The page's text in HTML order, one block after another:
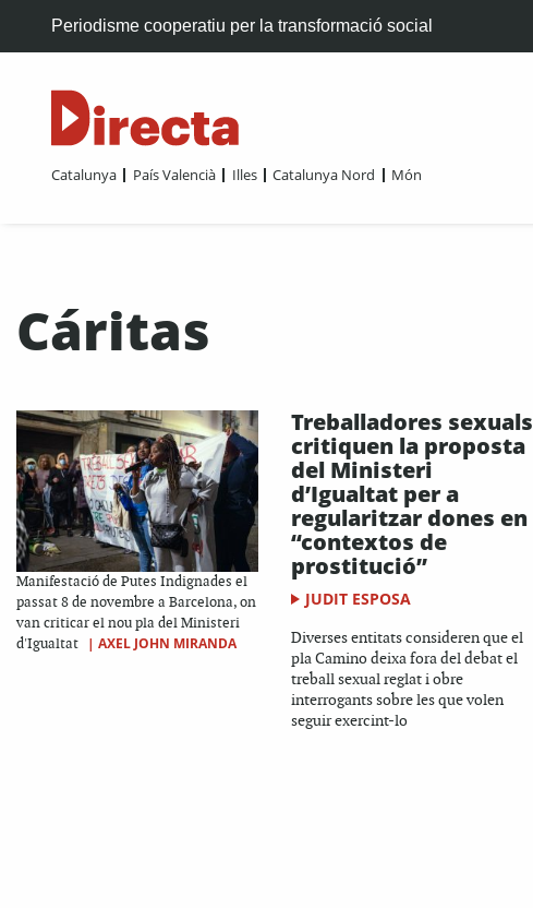
Periodisme cooperatiu per la transformació social
Catalunya País Valencià Illes Catalunya Nord Món
Cáritas
Manifestació de Putes Indignades el
passat 8 de novembre a Barcelona, on
van criticar el nou pla del Ministeri
d'Igualtat
| AXEL JOHN MIRANDA
Treballadores sexuals
critiquen la proposta
del Ministeri
d’Igualtat per a
regularitzar dones en
“contextos de
prostitució”
JUDIT ESPOSA
Diverses entitats consideren que el
pla Camino deixa fora del debat el
treball sexual reglat i obre
interrogants sobre les que volen
seguir exercint-lo